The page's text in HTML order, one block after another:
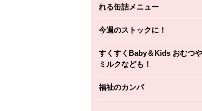
れる缶詰メニュー
今週のストックに！
すくすくBaby＆Kids おむつや
ミルクなども！
福祉のカンパ